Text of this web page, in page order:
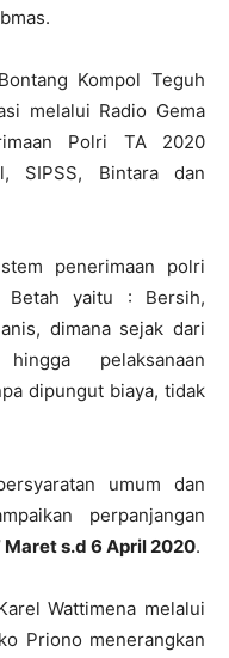
Kompol Teguh
melalui Radio Gema
Polri TA 2020
SIPSS, Bintara dan
penerimaan polri
Betah yaitu : Bersih,
dimana sejak dari
pelaksanaan
dipungut biaya, tidak
umum dan
perpanjangan
Maret s.d 6 April 2020.
Wattimena melalui
Priono menerangkan